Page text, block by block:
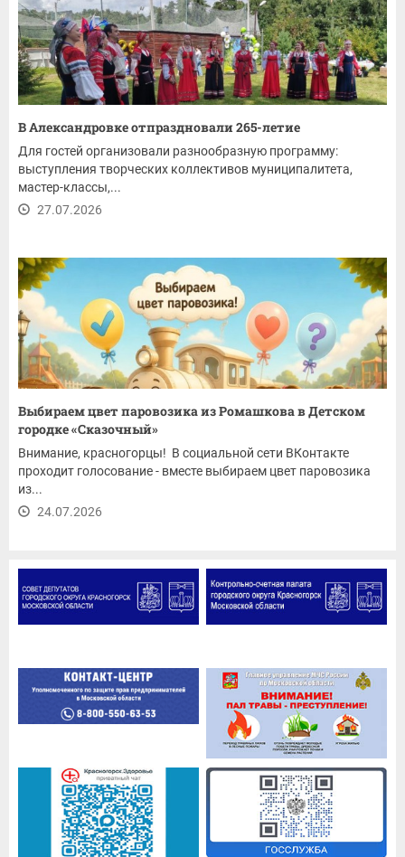
В Александровке отпраздновали 265-летие
Для гостей организовали разнообразную программу:
выступления творческих коллективов муниципалитета,
мастер-классы,...
27.07.2026
Выбираем цвет паровозика из Ромашкова в Детском
городке «Сказочный»
Внимание, красногорцы! В социальной сети ВКонтакте
проходит голосование - вместе выбираем цвет паровозика
из...
24.07.2026